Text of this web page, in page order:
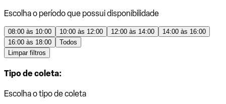
Escolha o período que possui disponibilidade
08:00 às 10:00 10:00 às 12:00 12:00 às 14:00
14:00 às 16:00
16:00 às 18:00
Todos
Limpar filtros
Tipo de coleta:
Escolha o tipo de coleta